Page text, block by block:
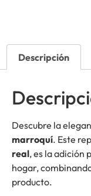
Descripción
Descubre la
marroquí. Este
real, es la adición
hogar,
producto.